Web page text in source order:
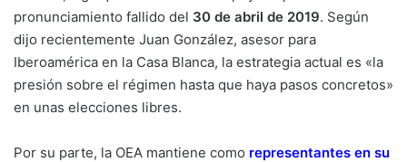
pronunciamiento fallido del 30 de abril de 2019. Según
dijo recientemente Juan González, asesor para
Iberoamérica en la Casa Blanca, la estrategia actual es «la
presión sobre el régimen hasta que haya pasos concretos»
en unas elecciones libres.
Por su parte, la OEA mantiene como representantes en su